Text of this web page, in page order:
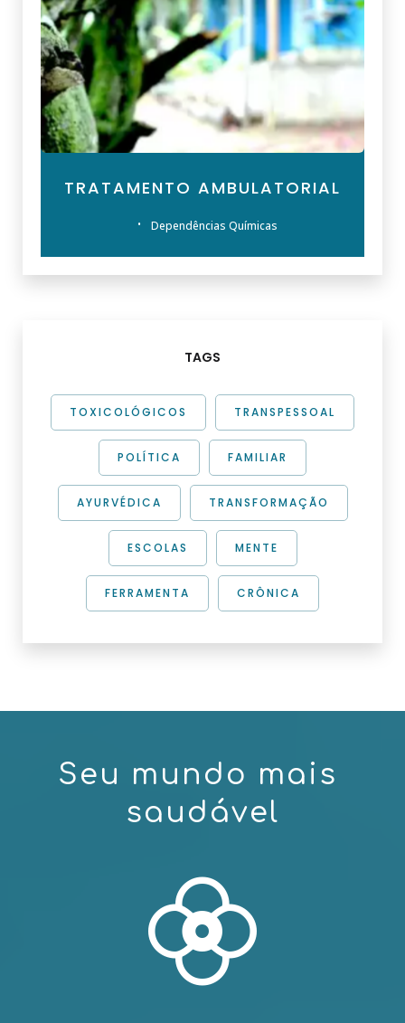
TRATAMENTO AMBULATORIAL
Dependências Químicas
TAGS
TOXICOLÓGICOS TRANSPESSOAL
POLÍTICA FAMILIAR
AYURVÉDICA TRANSFORMAÇÃO
ESCOLAS MENTE
FERRAMENTA CRÔNICA
Seu m u n d o ma i s
sa u d ável